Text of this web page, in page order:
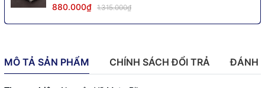
880.000₫ 1.315.000₫
MÔ TẢ SẢN PHẨM CHÍNH SÁCH ĐỔI TRẢ ĐÁNH